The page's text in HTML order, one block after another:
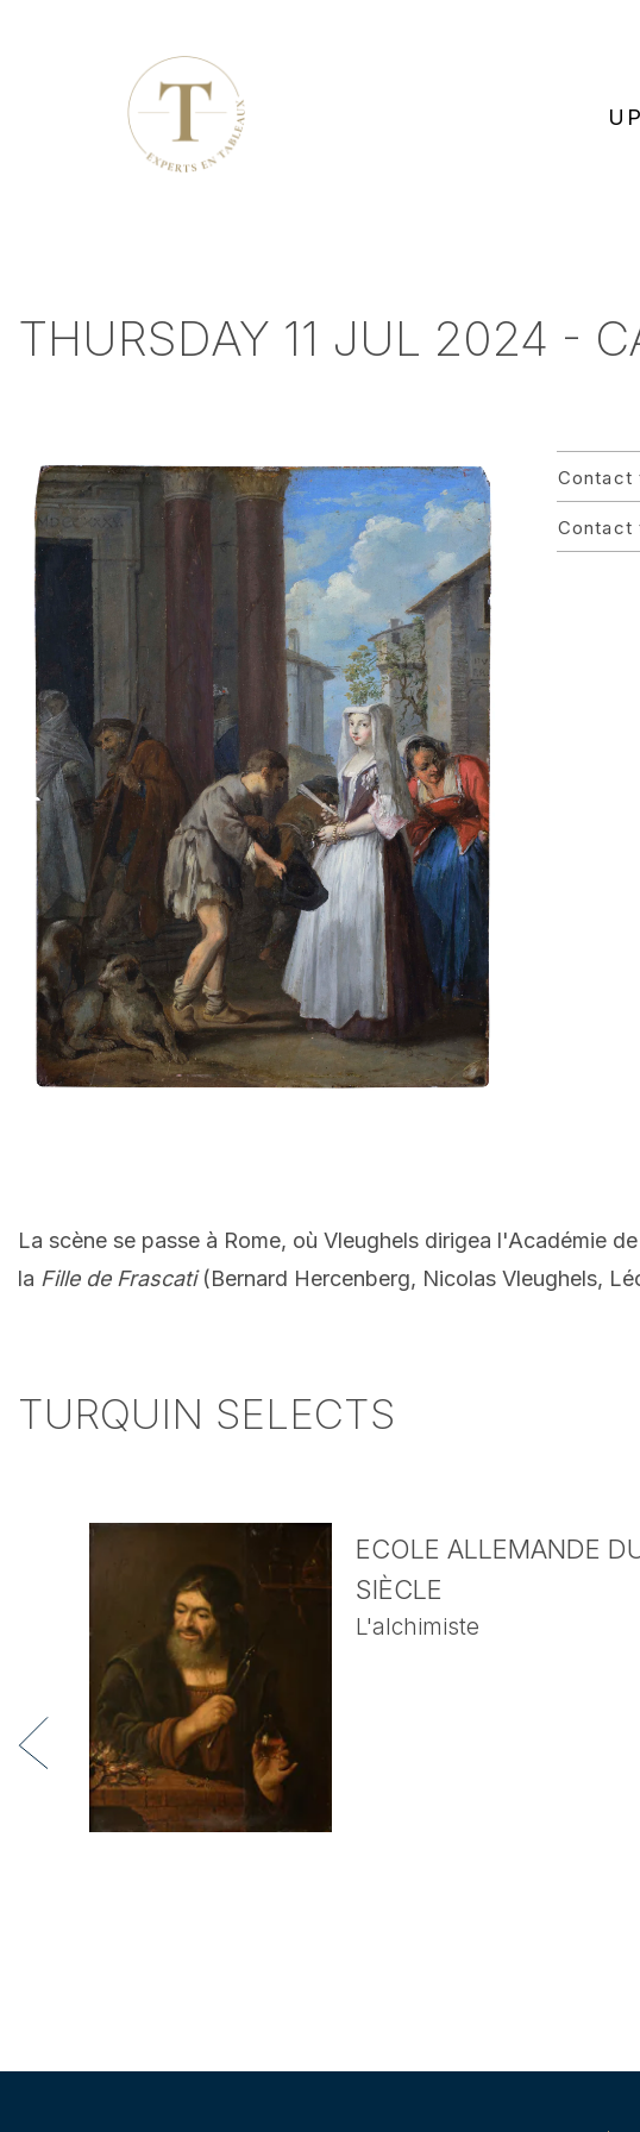
THURSDAY 11 JUL 2024 -
Contact
Contact
La scène se passe à Rome, où Vleughels dirigea l'Académie
la Fille de Frascati(Bernard Hercenberg, Nicolas Vleughels,
TURQUIN SELECTS
ECOLE ALLEMANDE
SIÈCLE
L'alchimiste